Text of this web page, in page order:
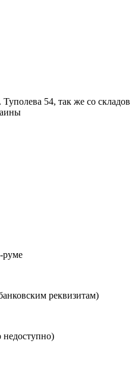
54, так же со складов
руме
реквизитам)
недоступно)